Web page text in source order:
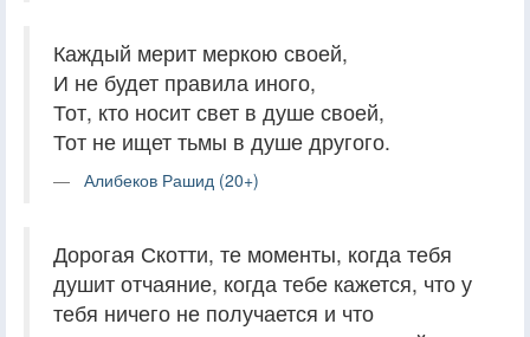
Каждый мерит меркою своей,
И не будет правила иного,
Тот, кто носит свет в душе своей,
Тот не ищет тьмы в душе другого.
Алибеков Рашид (20+)
Дорогая Скотти, те моменты, когда тебя
душит отчаяние, когда тебе кажется, что у
тебя ничего не получается и что